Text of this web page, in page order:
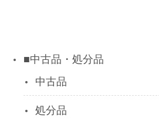
■中古品・処分品
中古品
処分品